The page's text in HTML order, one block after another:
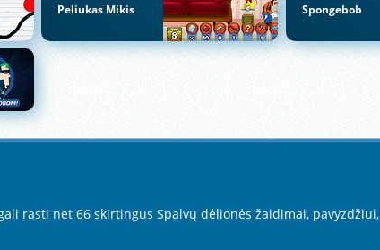
Peliukas Mikis Spongebob
rasti net 66 skirtingus Spalvų dėlionės žaidimai, pavyzdžiui,